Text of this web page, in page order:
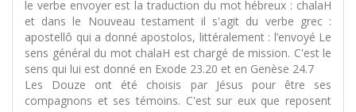
le verbe envoyer est la traduction du mot hébreux : chalaH
et dans le Nouveau testament il s'agit du verbe grec :
apostellô qui a donné apostolos, littéralement : l’envoyé Le
sens général du mot chalaH est chargé de mission. C'est le
sens qui lui est donné en Exode 23.20 et en Genèse 24.7
Les Douze ont été choisis par Jésus pour être ses
compagnons et ses témoins. C'est sur eux que reposent